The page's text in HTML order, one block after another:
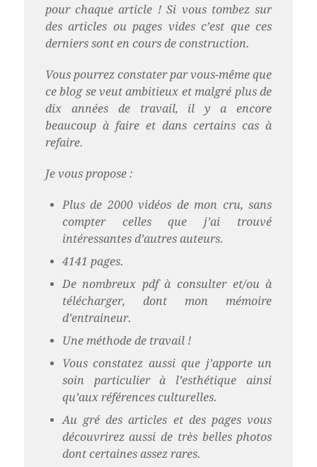
pour chaque article ! Si vous tombez sur
des articles ou pages vides c’est que ces
derniers sont en cours de construction.
Vous pourrez constater par vous-même que
ce blog se veut ambitieux et malgré plus de
dix années de travail, il y a encore
beaucoup à faire et dans certains cas à
refaire.
Je vous propose :
Plus de 2000 vidéos de mon cru, sans
compter celles que j’ai trouvé
intéressantes d’autres auteurs.
4141 pages.
De nombreux pdf à consulter et/ou à
télécharger, dont mon mémoire
d’entraineur.
Une méthode de travail !
Vous constatez aussi que j’apporte un
soin particulier à l’esthétique ainsi
qu’aux références culturelles.
Au gré des articles et des pages vous
découvrirez aussi de très belles photos
dont certaines assez rares.